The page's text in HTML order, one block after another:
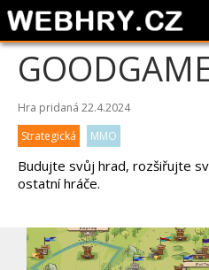
Hra pridaná 22.4.2024
Strategická
MMO
Budujte svůj hrad, rozšiřujte
ostatní hráče.